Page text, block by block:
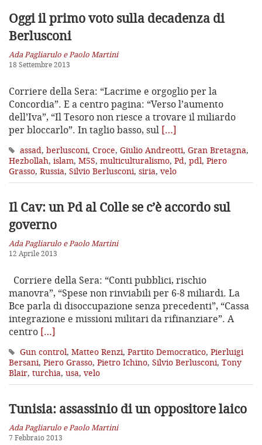
Oggi il primo voto sulla decadenza di
Berlusconi
Ada Pagliarulo e Paolo Martini
18 Settembre 2013
Corriere della Sera: “Lacrime e orgoglio per la
Concordia”. E a centro pagina: “Verso l’aumento
dell’Iva”, “Il Tesoro non riesce a trovare il miliardo
per bloccarlo”. In taglio basso, sul […]
assad, berlusconi, Croce, Giulio Andreotti, Gran Bretagna,
Hezbollah, islam, M5S, multiculturalismo, Pd, pdl, Piero
Grasso, Russia, Silvio Berlusconi, siria, velo
Il Cav: un Pd al Colle se c’è accordo sul
governo
Ada Pagliarulo e Paolo Martini
12 Aprile 2013
Corriere della Sera: “Conti pubblici, rischio
manovra”, “Spese non rinviabili per 6-8 miliardi. La
Bce parla di disoccupazione senza precedenti”, “Cassa
integrazione e missioni militari da rifinanziare”. A
centro […]
Gun control, Matteo Renzi, Partito Democratico, Pierluigi
Bersani, Piero Grasso, Pietro Ichino, Silvio Berlusconi, Tony
Blair, turchia, usa, velo
Tunisia: assassinio di un oppositore laico
Ada Pagliarulo e Paolo Martini
7 Febbraio 2013